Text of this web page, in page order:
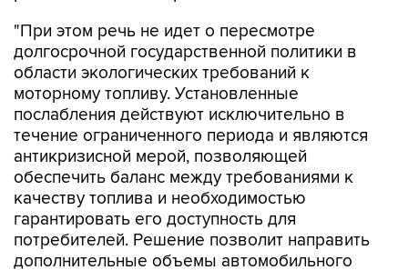
"При этом речь не идет о пересмотре
долгосрочной государственной политики в
области экологических требований к
моторному топливу. Установленные
послабления действуют исключительно в
течение ограниченного периода и являются
антикризисной мерой, позволяющей
обеспечить баланс между требованиями к
качеству топлива и необходимостью
гарантировать его доступность для
потребителей. Решение позволит направить
дополнительные объемы автомобильного